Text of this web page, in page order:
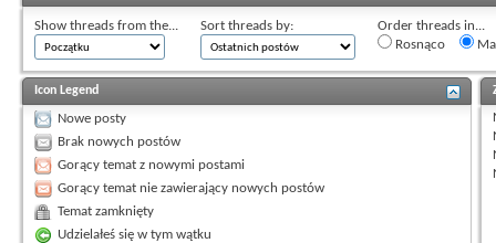
Show threads from the... Sort threads by:
Order threads in...
Rosnąco
Icon Legend
Nowe posty
Brak nowych postów
Gorący temat z nowymi postami
Gorący temat nie zawierający nowych postów
Temat zamknięty
Udzielałeś się w tym wątku